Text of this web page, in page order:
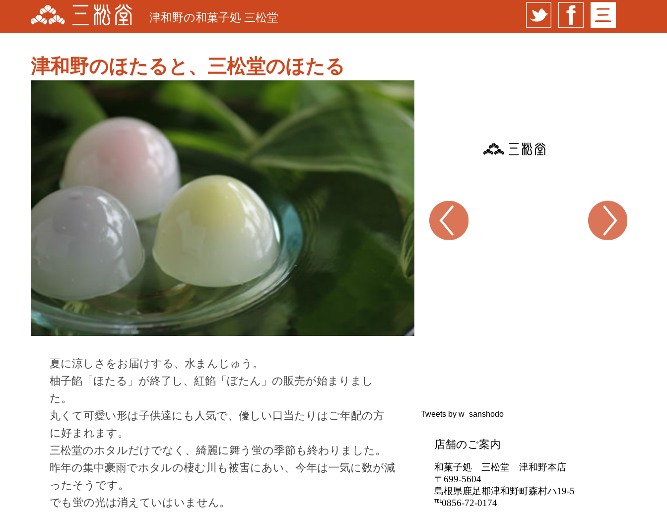
津和野の和菓子処 三松堂
津和野のほたると、三松堂のほたる
夏に涼しさをお届けする、水まんじゅう。
柚子餡「ほたる」が終了し、紅餡「ぼたん」の販売が始まりまし
た。
丸くて可愛い形は子供達にも人気で、優しい口当たりはご年配の方
に好まれます。
三松堂のホタルだけでなく、綺麗に舞う蛍の季節も終わりました。
昨年の集中豪雨でホタルの棲む川も被害にあい、今年は一気に数が減
ったそうです。
でも蛍の光は消えていはいません。
Tweets by w_sanshodo
店舗のご案内
和菓子処 三松堂 津和野本店
〒699-5604
島根県鹿足郡津和野町森村ハ19-5
℡0856-72-0174